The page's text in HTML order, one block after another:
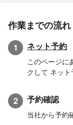
作業までの流れ
1 ネット予約
このページに
クして ネット
2 予約確認
当社から予約